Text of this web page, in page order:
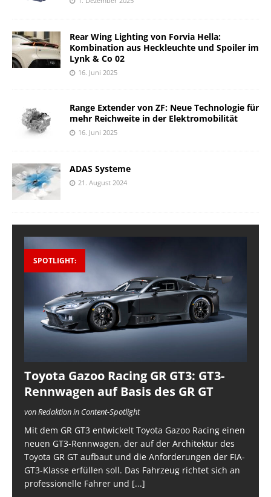
Rear Wing Lighting von Forvia Hella:
Kombination aus Heckleuchte und Spoiler im
Lynk & Co 02
16. Juni 2025
Range Extender von ZF: Neue Technologie für
mehr Reichweite in der Elektromobilität
16. Juni 2025
ADAS Systeme
21. August 2024
SPOTLIGHT:
Toyota Gazoo Racing GR GT3: GT3-
Rennwagen auf Basis des GR GT
von Redaktion in Content-Spotlight
Mit dem GR GT3 entwickelt Toyota Gazoo Racing einen
neuen GT3-Rennwagen, der auf der Architektur des
Toyota GR GT aufbaut und die Anforderungen der FIA-
GT3-Klasse erfüllen soll. Das Fahrzeug richtet sich an
professionelle Fahrer und [...]